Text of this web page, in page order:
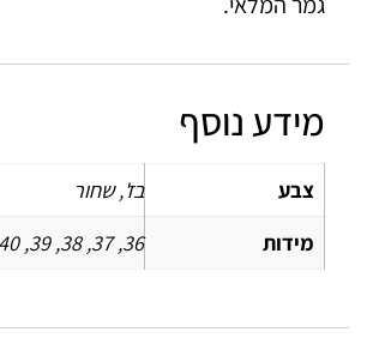
מידע נוסף
צבע
בז', שחור
מידות
36, 37, 38, 39, 40, 41